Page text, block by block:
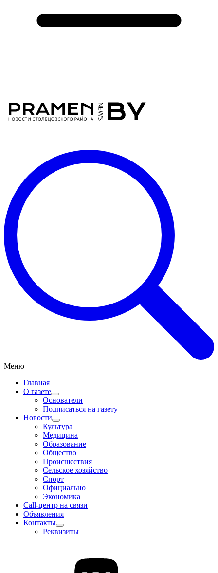
Меню
Главная
О газете
Основатели
Подписаться на газету
Новости
Культура
Медицина
Образование
Общество
Происшествия
Сельское хозяйство
Спорт
Официально
Экономика
Call-центр на связи
Объявления
Контакты
Реквизиты